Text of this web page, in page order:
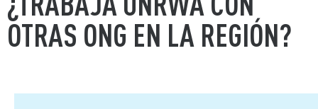
OTRAS ONG EN LA REGIÓN?